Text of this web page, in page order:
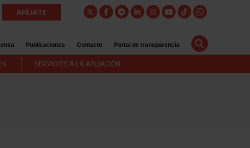
AFÍLIATE
Publicaciones Contacto Portal de transparencia
SERVICIOS A LA AFILIACIÓN